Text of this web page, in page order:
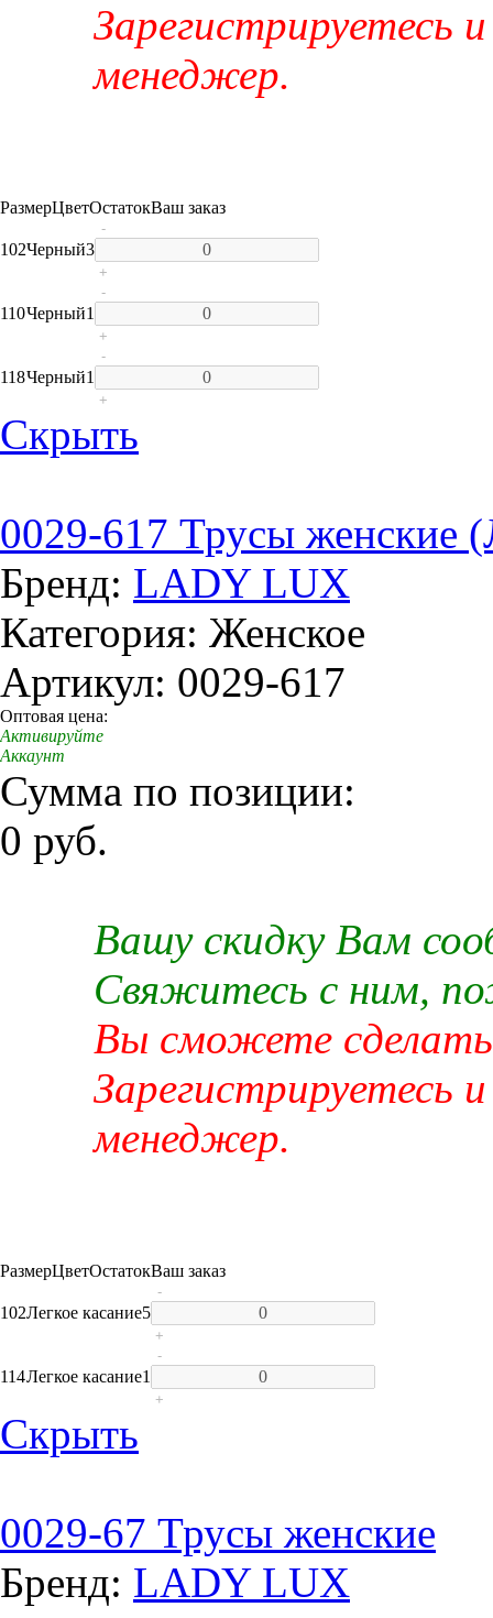
Зарегистрируетесь
менеджер.
РазмерЦветОстатокВаш заказ
102Черный3
-
+
110Черный1
-
+
118Черный1
-
+
Скрыть
0029-617 Трусы женские
Бренд: LADY LUX
Категория: Женское
Артикул: 0029-617
Оптовая цена:
Активируйте
Аккаунт
Сумма по позиции:
0 руб.
Вашу скидку Вам
Свяжитесь с ним,
Вы сможете сделать
Зарегистрируетесь
менеджер.
РазмерЦветОстатокВаш заказ
102Легкое касание5
-
+
114Легкое касание1
-
+
Скрыть
0029-67 Трусы женские
Бренд: LADY LUX